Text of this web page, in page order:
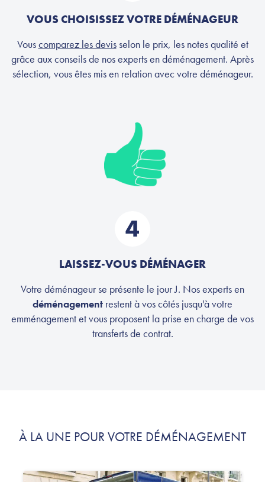
VOUS CHOISISSEZ VOTRE DÉMÉNAGEUR
Vouscomparez les devisselon le prix, les notes qualité et
grâce aux conseils de nos experts en déménagement. Après
sélection, vous êtes mis en relation avec votre déménageur.
4
LAISSEZ-VOUS DÉMÉNAGER
Votre déménageur se présente le jour J. Nos experts en
déménagement restent à vos côtés jusqu'à votre
emménagement et vous proposent la prise en charge de vos
transferts de contrat.
À LA UNE POUR VOTRE DÉMÉNAGEMENT